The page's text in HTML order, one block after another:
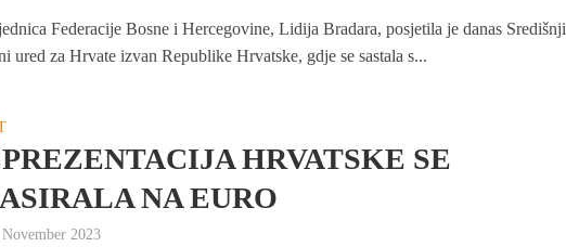
Federacije Bosne i Hercegovine, Lidija Bradara, posjetila je danas Središnji
ured za Hrvate izvan Republike Hrvatske, gdje se sastala s...
HRVATSKE SE
NA EURO
2023